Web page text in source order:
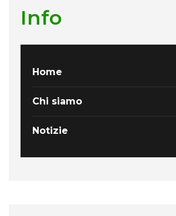
Info
Home
Chi siamo
Notizie